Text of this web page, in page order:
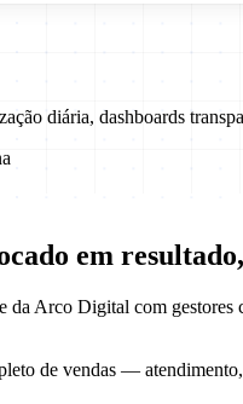
diária, dashboards
em resultado
Arco Digital com
de vendas —